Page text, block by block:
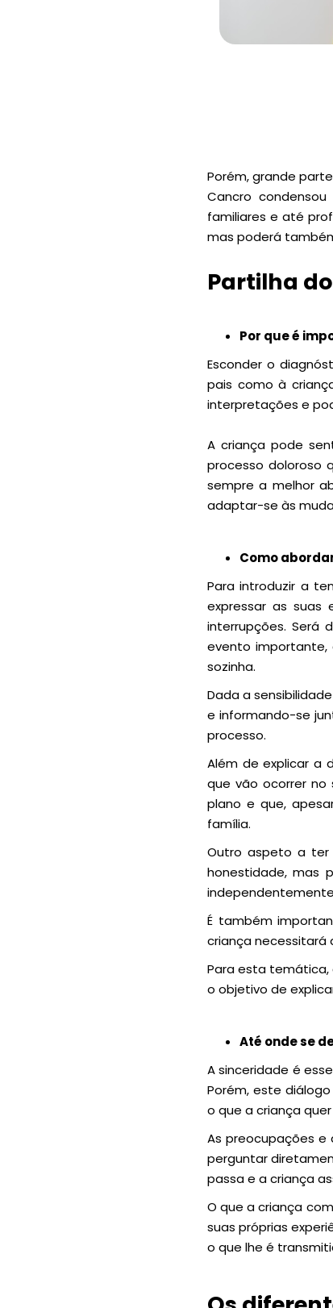
Porém, grande
Cancro
familiares e até
mas poderá
Partilha
Por que é
Esconder o
pais como à
interpretações e
A criança pode
processo doloroso
sempre a melhor
adaptar-se às
Como
Para introduzir a
expressar as suas
interrupções. Será
evento importante,
sozinha.
Dada a
e informando-se
processo.
Além de explicar a
que vão ocorrer no
plano e que,
família.
Outro aspeto a
honestidade, mas
É também
criança necessitará
Para esta temática,
o objetivo de
Até onde se
A sinceridade é
Porém, este
o que a criança
As preocupações e
perguntar
passa e a criança
O que a criança
suas próprias
o que lhe é